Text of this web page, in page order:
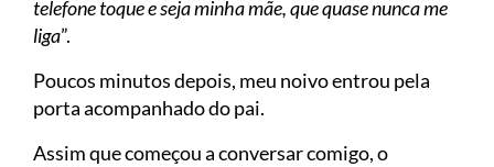
telefone toque e seja minha mãe, que quase nunca me
liga”.
Poucos minutos depois, meu noivo entrou pela
porta acompanhado do pai.
Assim que começou a conversar comigo, o